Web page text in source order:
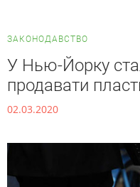
ЗАКОНОДАВСТВО
У Нью-Йорку
продавати
02.03.2020